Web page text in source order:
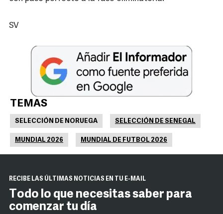
SV
TEMAS
SELECCIÓN DE NORUEGA SELECCIÓN DE SENEGAL
MUNDIAL 2026 MUNDIAL DE FUTBOL 2026
RECIBE LAS ÚLTIMAS NOTICIAS EN TU E-MAIL
Todo lo que necesitas saber para
comenzar tu día